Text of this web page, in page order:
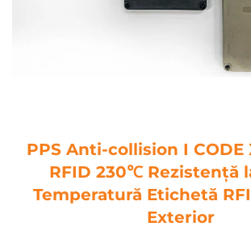
PPS Anti-collision I CODE
RFID 230℃ Rezistență
Temperatură Etichetă
Exterior